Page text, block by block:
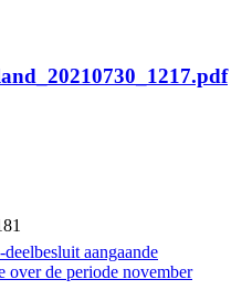
aangaande
over de periode november